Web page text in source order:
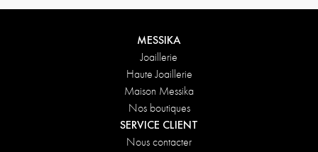
MESSIKA
Joaillerie
Haute Joaillerie
Maison Messika
Nos boutiques
SERVICE CLIENT
Nous contacter